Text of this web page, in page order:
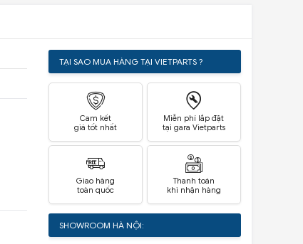
TẠI SAO MUA HÀNG TẠI VIETPARTS ?
Cam kết
giá tốt nhất
Miễn phí lắp đặt
tại gara Vietparts
Giao hàng
toàn quốc
Thanh toán
khi nhận hàng
SHOWROOM HÀ NỘI: